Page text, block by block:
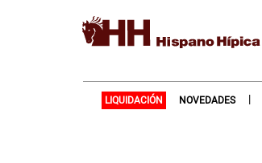
LIQUIDACIÓN NOVEDADES |